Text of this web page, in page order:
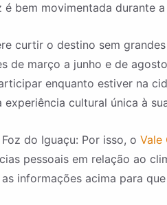
é bem movimentada durante
curtir o destino sem
de março a junho e de
enquanto estiver na
experiência cultural única à
do Iguaçu: Por isso, o Vale
pessoais em relação ao
informações acima para